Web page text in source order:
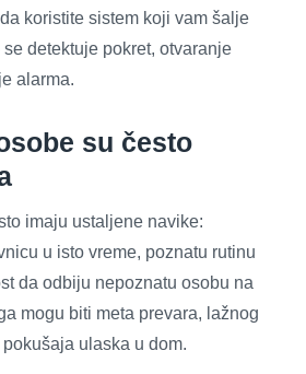
koristite sistem koji vam šalje
detektuje pokret, otvaranje
alarma.
su često
imaju ustaljene navike:
u isto vreme, poznatu rutinu
da odbiju nepoznatu osobu na
mogu biti meta prevara, lažnog
ulaska u dom.